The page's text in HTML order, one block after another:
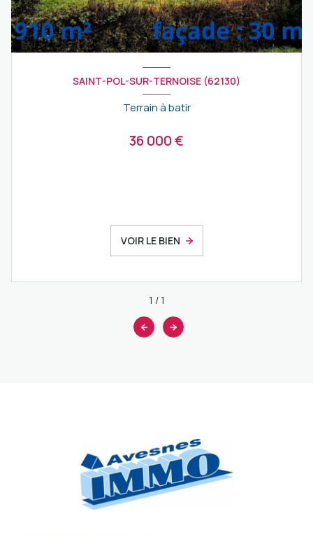
SAINT-POL-SUR-TERNOISE (62130)
Terrain à batir
36 000 €
VOIR LE BIEN
1 /1